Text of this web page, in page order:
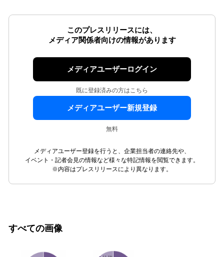
このプレスリリースには、
メディア関係者向けの情報があります
メディアユーザーログイン
既に登録済みの方はこちら
メディアユーザー新規登録
無料
メディアユーザー登録を行うと、企業担当者の連絡先や、
イベント・記者会見の情報など様々な特記情報を閲覧できます。
※内容はプレスリリースにより異なります。
すべての画像